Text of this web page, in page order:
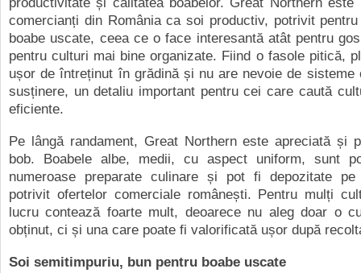
comercianți din România ca soi productiv, potrivit
boabe uscate, ceea ce o face interesantă atât pentru
pentru culturi mai bine organizate. Fiind o fasole pitică,
ușor de întreținut în grădină și nu are nevoie de sisteme
susținere, un detaliu important pentru cei care caută
eficiente.
Pe lângă randament, Great Northern este apreciată și
bob. Boabele albe, medii, cu aspect uniform, sunt
numeroase preparate culinare și pot fi depozitate pe
potrivit ofertelor comerciale românești. Pentru mulți
lucru contează foarte mult, deoarece nu aleg doar o
obținut, ci și una care poate fi valorificată ușor după
Soi semitimpuriu, bun pentru boabe uscate